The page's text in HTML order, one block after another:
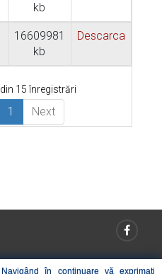
kb
16609981
kb
Descarca
15 înregistrări
1 Next
în continuare vă exprimați